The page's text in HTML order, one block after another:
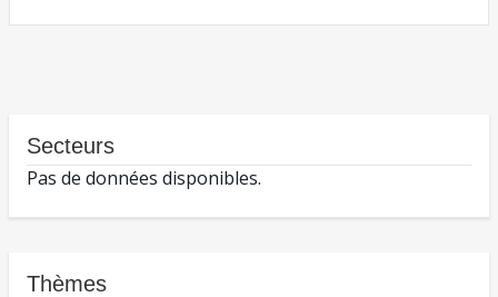
Secteurs
Pas de données disponibles.
Thèmes